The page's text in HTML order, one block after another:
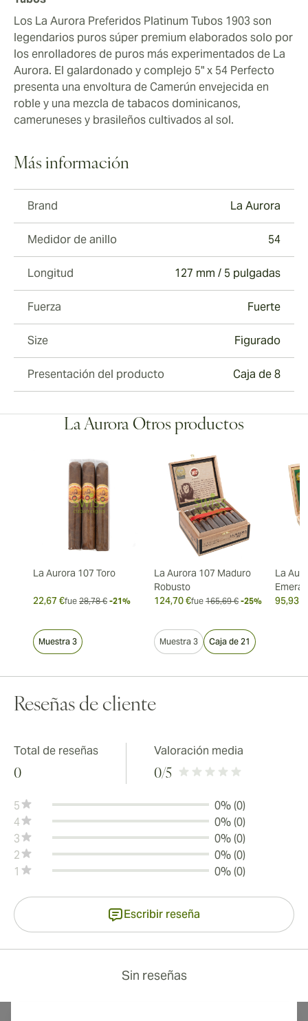
Los La Aurora Preferidos Platinum Tubos 1903 son
legendarios puros súper premium elaborados solo por
los enrolladores de puros más experimentados de La
Aurora. El galardonado y complejo 5" x 54 Perfecto
presenta una envoltura de Camerún envejecida en
roble y una mezcla de tabacos dominicanos,
cameruneses y brasileños cultivados al sol.
Más información
Brand La Aurora
Medidor de anillo 54
Longitud 127 mm / 5 pulgadas
Fuerza Fuerte
Size Figurado
Presentación del producto Caja de 8
La Aurora Otros productos
La Aurora 107 Toro
22,67 €fue 28,78 € -21%
Muestra 3
La Aurora 107 Maduro
Robusto
124,70 €fue 165,69 € -25%
Muestra 3 Caja de 21
La
95,93 €
Reseñas de cliente
Total de reseñas
0
Valoración media
0/5
5
0% (0)
4
0% (0)
3
0% (0)
2
0% (0)
1
0% (0)
Escribir reseña
Sin reseñas